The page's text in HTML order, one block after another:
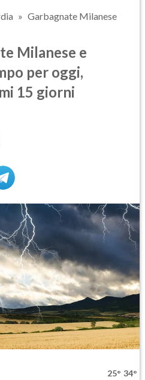
Garbagnate Milanese
Milanese e
per oggi,
15 giorni
25° 34°